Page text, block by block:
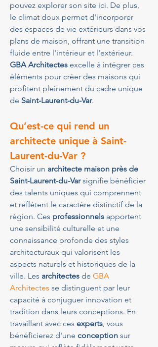
pouvez explorer son site ici. De plus,
le climat doux permet d'incorporer
des espaces de vie extérieurs dans vos
plans de maison, offrant une transition
fluide entre l'intérieur et l'extérieur.
GBA Architectes excelle à intégrer ces
éléments pour créer des maisons qui
profitent pleinement du cadre unique
de Saint-Laurent-du-Var.
Qu’est-ce qui rend un
architecte unique à Saint-
Laurent-du-Var ?
Choisir un architecte maison près de
Saint-Laurent-du-Var signifie bénéficier
des talents uniques qui comprennent
et reflètent le caractère distinctif de la
région. Ces professionnels apportent
une sensibilité culturelle et une
connaissance profonde des styles
architecturaux qui valorisent les
aspects naturels et historiques de la
ville. Les architectes de GBA
Architectes se distinguent par leur
capacité à conjuguer innovation et
tradition dans leurs conceptions. En
travaillant avec ces experts, vous
bénéficierez d'une conception sur